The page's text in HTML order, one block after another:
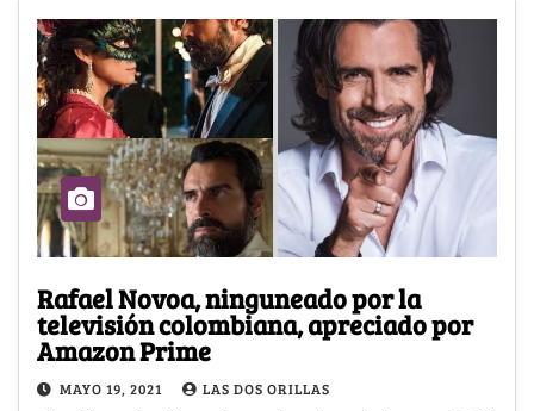
Rafael Novoa, ninguneado por la
televisión colombiana, apreciado por
Amazon Prime
MAYO 19, 2021 LAS DOS ORILLAS